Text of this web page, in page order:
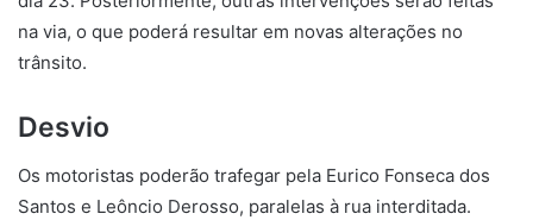
na via, o que poderá resultar em novas alterações no
trânsito.
Desvio
Os motoristas poderão trafegar pela Eurico Fonseca dos
Santos e Leôncio Derosso, paralelas à rua interditada.